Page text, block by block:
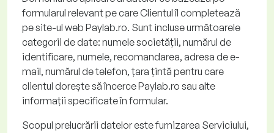
formularul relevant pe care Clientul îl completează
pe site-ul web Paylab.ro. Sunt incluse următoarele
categorii de date: numele societății, numărul de
identificare, numele, recomandarea, adresa de e-
mail, numărul de telefon, țara țintă pentru care
clientul dorește să încerce Paylab.ro sau alte
informații specificate în formular.
Scopul prelucrării dateloreste furnizarea Serviciului,